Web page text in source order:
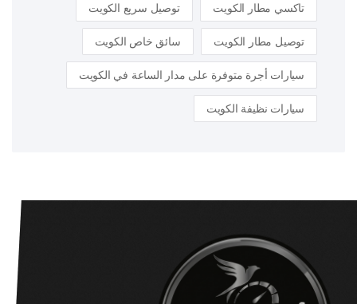
تاكسي مطار الكويت توصيل سريع الكويت
توصيل مطار الكويت سائق خاص الكويت
سيارات أجرة متوفرة على مدار الساعة في الكويت
سيارات نظيفة الكويت